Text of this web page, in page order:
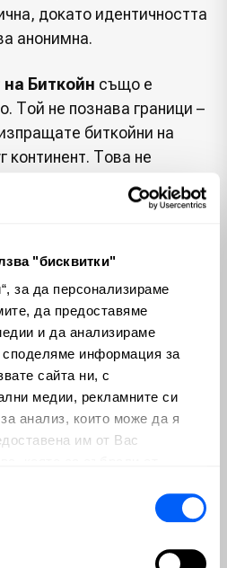
"бисквитки"
за да персонализираме
да предоставяме
и да анализираме
информация за
сайта ни, с
медии, рекламните си
анализ, които може да я
им от Вас
докато идентичността
анонимна.
на Биткойн също е
Той не познава граници –
биткойни на
континент. Това не
пренасяне на
награди за копаене
той да поскъпва с
се използва активно.
от 21 милиона
вече са изкопани) е
спрямо фиатните валути,
начин за
финансов актив, има и